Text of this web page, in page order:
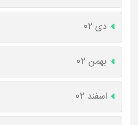
دی 02
بهمن 02
اسفند 02